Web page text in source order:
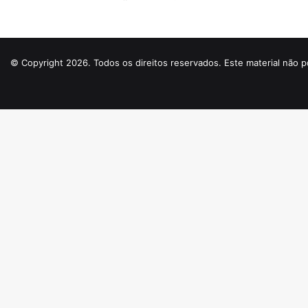
© Copyright 2026. Todos os direitos reservados. Este material